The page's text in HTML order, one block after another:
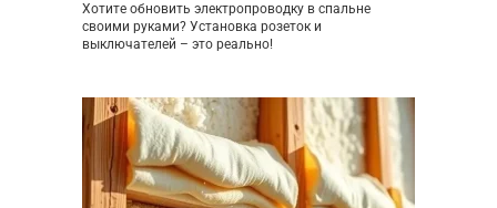
Хотите обновить электропроводку в спальне
своими руками? Установка розеток и
выключателей – это реально!